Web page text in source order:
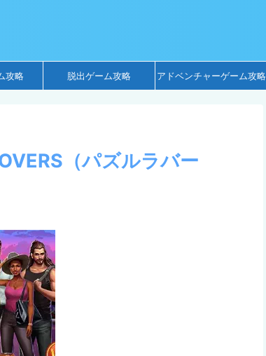
攻略 脱出ゲーム攻略 アドベンチャーゲーム攻略
（パズルラバー